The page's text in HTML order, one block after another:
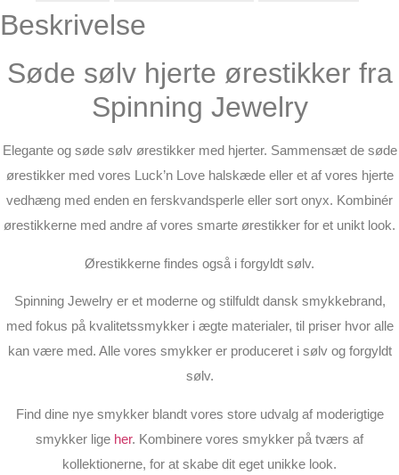
Beskrivelse
Søde sølv hjerte ørestikker fra
Spinning Jewelry
Elegante og søde sølv ørestikker med hjerter. Sammensæt de søde
ørestikker med vores Luck’n Love halskæde eller et af vores hjerte
vedhæng med enden en ferskvandsperle eller sort onyx. Kombinér
ørestikkerne med andre af vores smarte ørestikker for et unikt look.
Ørestikkerne findes også i forgyldt sølv.
Spinning Jewelry er et moderne og stilfuldt dansk smykkebrand,
med fokus på kvalitetssmykker i ægte materialer, til priser hvor alle
kan være med. Alle vores smykker er produceret i sølv og forgyldt
sølv.
Find dine nye smykker blandt vores store udvalg af moderigtige
smykker lige her. Kombinere vores smykker på tværs af
kollektionerne, for at skabe dit eget unikke look.